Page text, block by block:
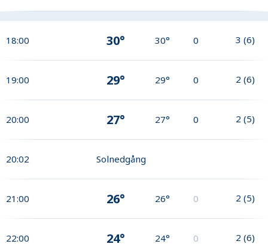
18:00 30° 30° 0 3 (6)
19:00 29° 29° 0 2 (6)
20:00 27° 27° 0 2 (5)
20:02 Solnedgång
21:00 26° 26° 0 2 (5)
22:00 24° 24° 0 2 (6)